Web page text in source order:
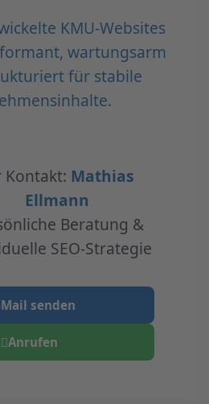
KMU-Websites
wartungsarm
für stabile
Kontakt: Mathias
Ellmann
Beratung &
SEO-Strategie
Mail senden
Anrufen